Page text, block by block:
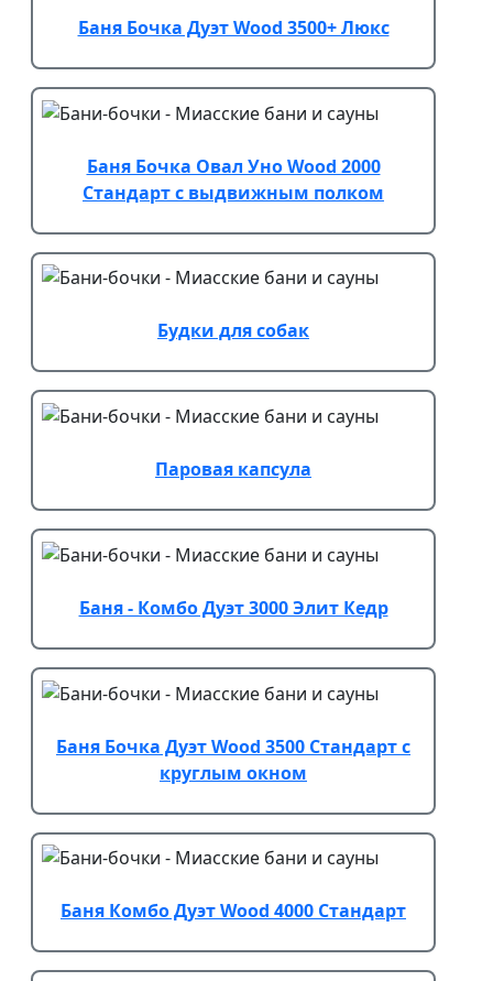
Баня Бочка Дуэт Wood 3500+ Люкс
Баня Бочка Овал Уно Wood 2000
Стандарт с выдвижным полком
Будки для собак
Паровая капсула
Баня - Комбо Дуэт 3000 Элит Кедр
Баня Бочка Дуэт Wood 3500 Стандарт с
круглым окном
Баня Комбо Дуэт Wood 4000 Стандарт